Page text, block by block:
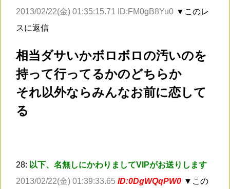
2013/02/22(金) 01:35:15.71 ID:FM0gB8Yu0 ▼このレ
スに返信
相当ダサいかボロボロの汚いのを
持って行ってるかのどちらか
それ以外ならみんなお前に恋して
る
28: 以下、名無しにかわりましてVIPがお送りします
2013/02/22(金) 01:39:33.65 ID:0DgWQqPW0 ▼この